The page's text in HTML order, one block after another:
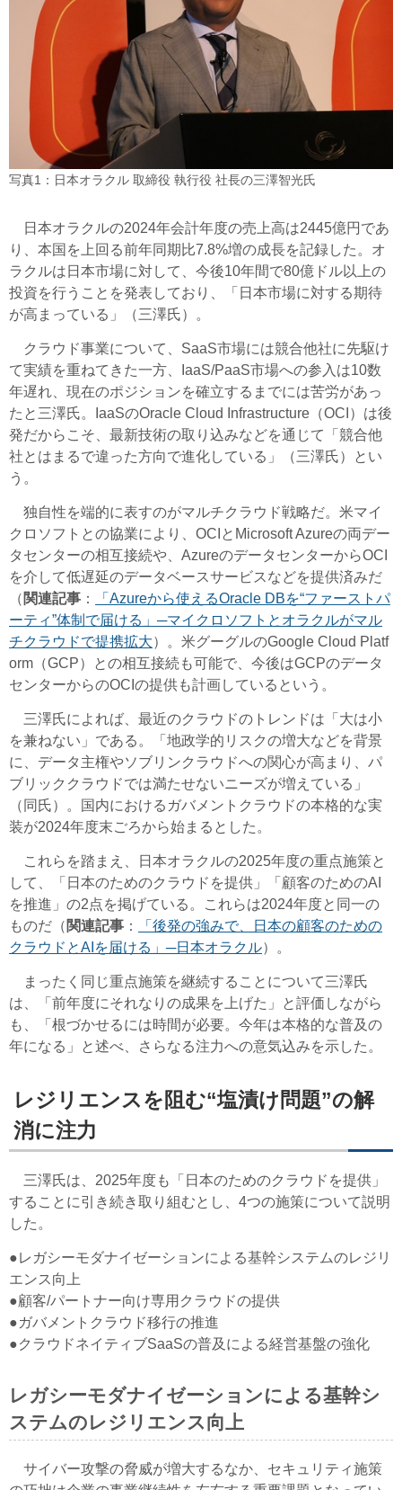
写真1：日本オラクル 取締役 執行役 社長の三澤智光氏
日本オラクルの2024年会計年度の売上高は2445億円であ
り、本国を上回る前年同期比7.8%増の成長を記録した。オ
ラクルは日本市場に対して、今後10年間で80億ドル以上の
投資を行うことを発表しており、「日本市場に対する期待
が高まっている」（三澤氏）。
クラウド事業について、SaaS市場には競合他社に先駆け
て実績を重ねてきた一方、IaaS/PaaS市場への参入は10数
年遅れ、現在のポジションを確立するまでには苦労があっ
たと三澤氏。IaaSのOracle Cloud Infrastructure（OCI）は後
発だからこそ、最新技術の取り込みなどを通じて「競合他
社とはまるで違った方向で進化している」（三澤氏）とい
う。
独自性を端的に表すのがマルチクラウド戦略だ。米マイ
クロソフトとの協業により、OCIとMicrosoft Azureの両デー
タセンターの相互接続や、AzureのデータセンターからOCI
を介して低遅延のデータベースサービスなどを提供済みだ
（ 関連記事 ：
「Azureから使えるOracle DBを“ファーストパ
ーティ”体制で届ける」─マイクロソフトとオラクルがマル
チクラウドで提携拡大）。米グーグルのGoogle Cloud Platf
orm（GCP）との相互接続も可能で、今後はGCPのデータ
センターからのOCIの提供も計画しているという。
三澤氏によれば、最近のクラウドのトレンドは「大は小
を兼ねない」である。「地政学的リスクの増大などを背景
に、データ主権やソブリンクラウドへの関心が高まり、パ
ブリッククラウドでは満たせないニーズが増えている」
（同氏）。国内におけるガバメントクラウドの本格的な実
装が2024年度末ごろから始まるとした。
これらを踏まえ、日本オラクルの2025年度の重点施策と
して、「日本のためのクラウドを提供」「顧客のためのAI
を推進」の2点を掲げている。これらは2024年度と同一の
ものだ（ 関連記事 ：
「後発の強みで、日本の顧客のための
クラウドとAIを届ける」─日本オラクル）。
まったく同じ重点施策を継続することについて三澤氏
は、「前年度にそれなりの成果を上げた」と評価しながら
も、「根づかせるには時間が必要。今年は本格的な普及の
年になる」と述べ、さらなる注力への意気込みを示した。
レジリエンスを阻む“塩漬け問題”の解
消に注力
三澤氏は、2025年度も「日本のためのクラウドを提供」
することに引き続き取り組むとし、4つの施策について説明
した。
●レガシーモダナイゼーションによる基幹システムのレジリ
エンス向上
●顧客/パートナー向け専用クラウドの提供
●ガバメントクラウド移行の推進
●クラウドネイティブSaaSの普及による経営基盤の強化
レガシーモダナイゼーションによる基幹シ
ステムのレジリエンス向上
サイバー攻撃の脅威が増大するなか、セキュリティ施策